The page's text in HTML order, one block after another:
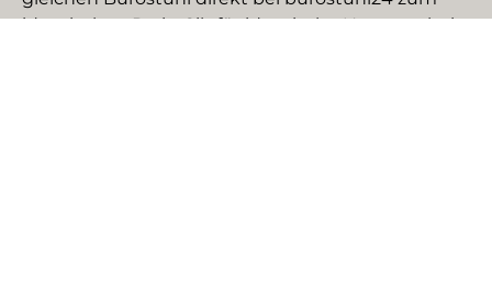
identischen Preis. Gilt für identische Neuware bei